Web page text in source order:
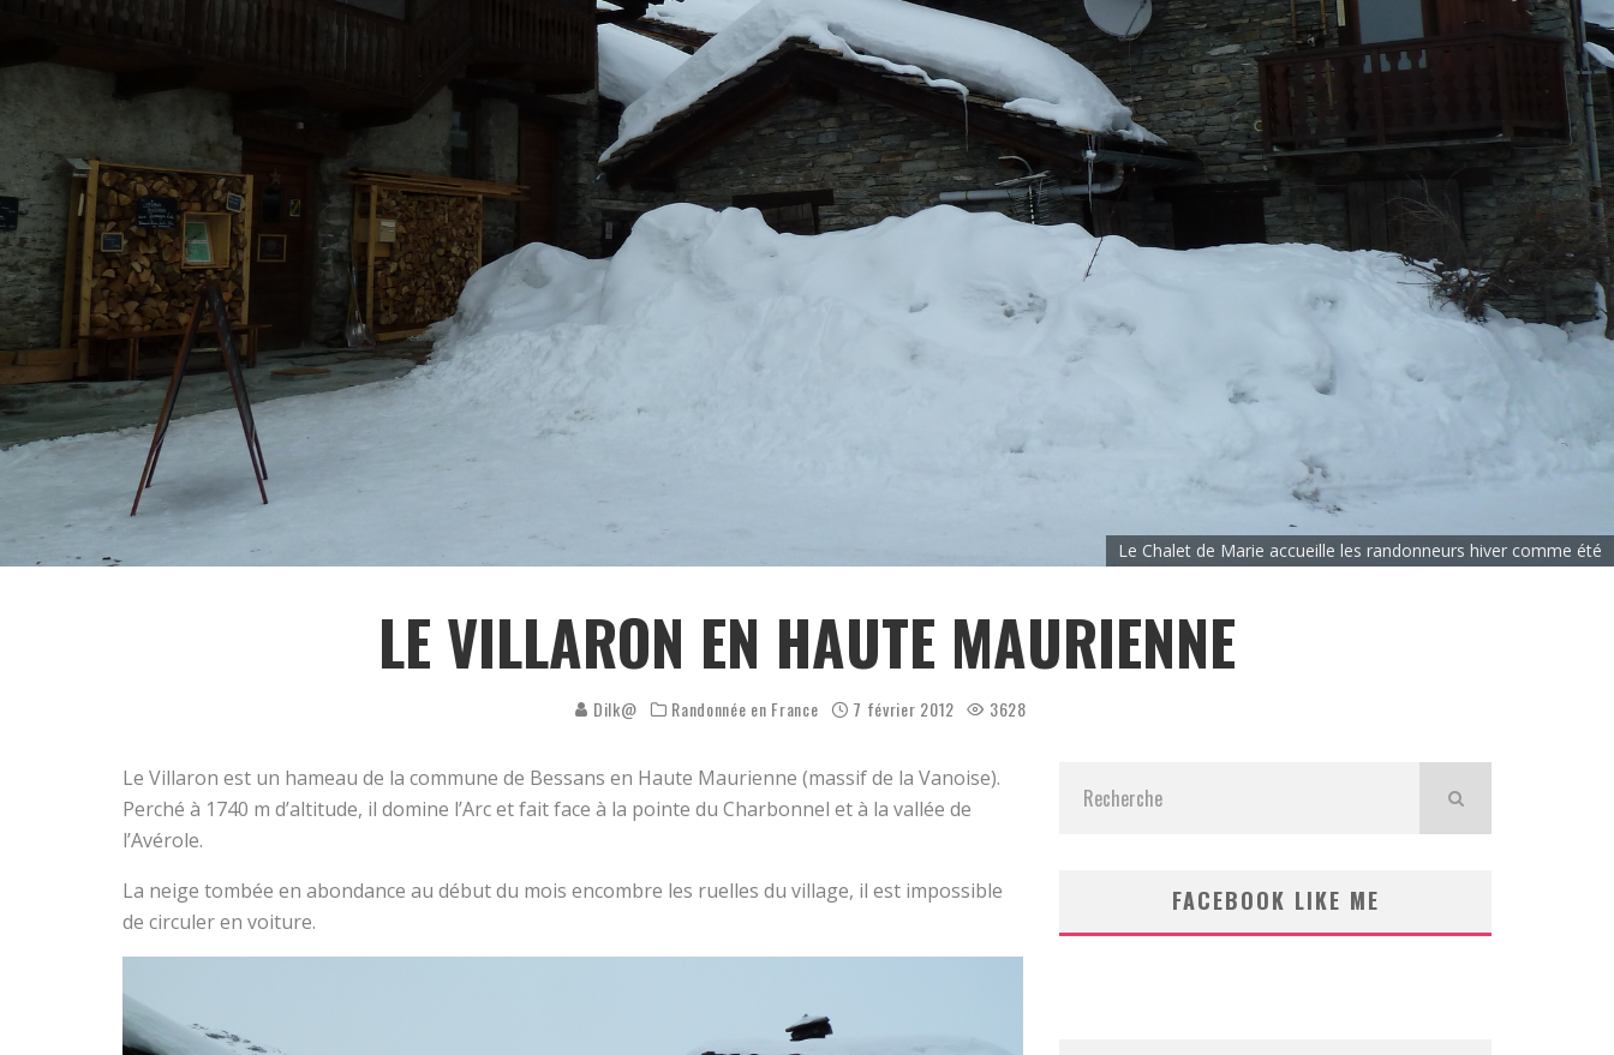
Le Chalet de Marie accueille les randonneurs hiver comme été
LE VILLARON EN HAUTE MAURIENNE
Dilk@ Randonnée en France 7 février 2012 3628
Le Villaron est un hameau de la commune de Bessans en Haute Maurienne (massif de la Vanoise).
Perché à 1740 m d’altitude, il domine l’Arc et fait face à la pointe du Charbonnel et à la vallée de
l’Avérole.
La neige tombée en abondance au début du mois encombre les ruelles du village, il est impossible
de circuler en voiture.
FACEBOOK LIKE ME